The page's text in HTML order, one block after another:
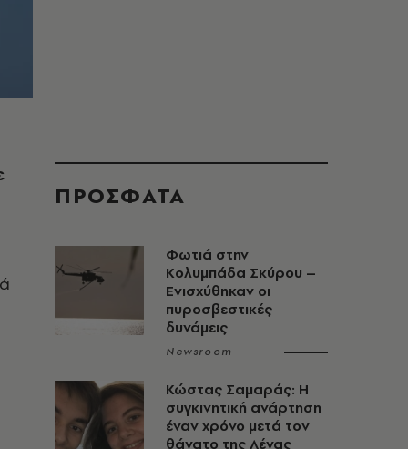
ΠΡΟΣΦΑΤΑ
Φωτιά στην
Κολυμπάδα Σκύρου –
Ενισχύθηκαν οι
πυροσβεστικές
δυνάμεις
Newsroom
Κώστας Σαμαράς: Η
συγκινητική ανάρτηση
έναν χρόνο μετά τον
θάνατο της Λένας